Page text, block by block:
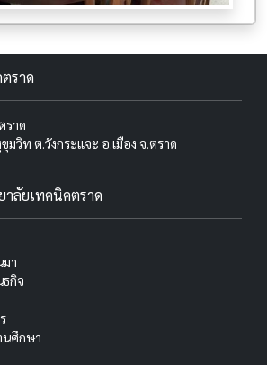
ราด
ราด
มวิท ต.วังกระแจะ อ.เมือง จ.ตราด
าลัยเทคนิคตราด
า
กิจ
นศึกษา